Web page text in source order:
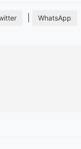
WhatsApp